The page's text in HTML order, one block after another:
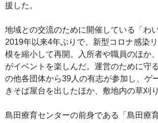
援した。
地域との交流のために開催している「わ
2019年以来4年ぶりで、新型コロナ感染
模を縮小して再開。入所者や職員のほか
がイベントを楽しんだ。運営のために守
の他各団体から39人の有志が参加し、ゲ
きそば屋台を出したほか、敷地内の草刈
島田療育センターの前身である「島田療